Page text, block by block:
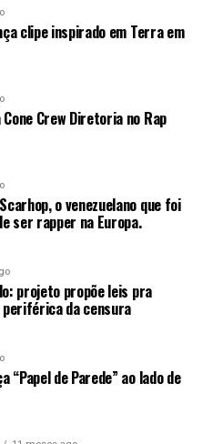
clipe inspirado em Terra em
Crew Diretoria no Rap
o venezuelano que foi
ser rapper na Europa.
projeto propõe leis pra
da censura
“Papel de Parede” ao lado de